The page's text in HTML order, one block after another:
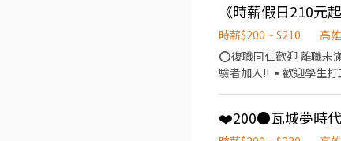
獎金福利 ▪生日禮券 ▪不定期
注重團隊合作及交流，
營管理，例如：成本控
度，加班費為5分鐘為
牌 ⭕基本保障 ①加班費(以5分鐘為單位計算) ②勞保、健保、意外險 ③每月提撥勞工退休新制6% ④特休／年假按照勞基法規定
⑤颱風天出勤津貼補助 ⑥員工店內
實習生 福利制度完善，
時薪$200 ~ $210
高
⭕復職同仁歡迎 離職未滿三個月者
驗者加入!! ▪歡迎學生打
獎金福利 ▪生日禮券 ▪不定期
❤️200●瓦城夢時